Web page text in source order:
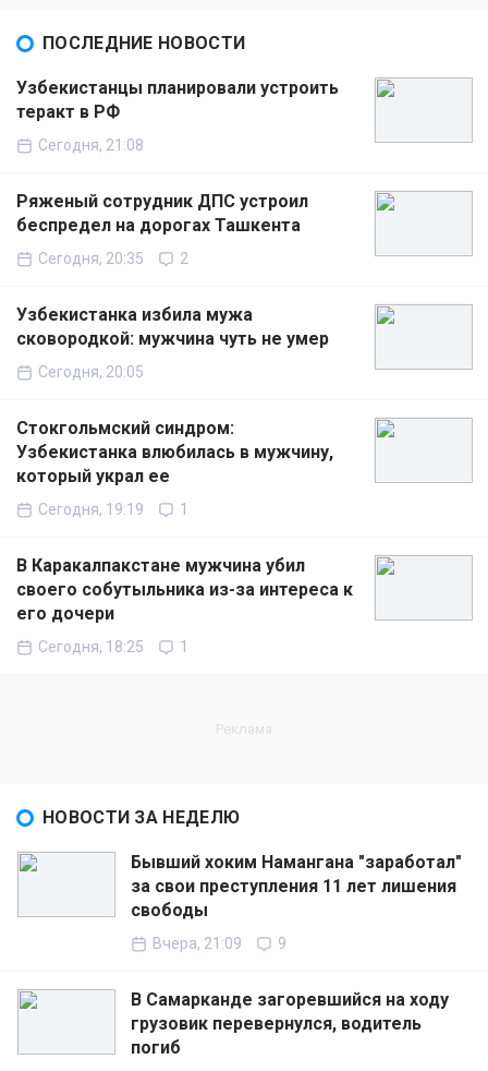
ПОСЛЕДНИЕ НОВОСТИ
Узбекистанцы планировали устроить
теракт в РФ
Сегодня, 21:08
Ряженый сотрудник ДПС устроил
беспредел на дорогах Ташкента
Сегодня, 20:35 2
Узбекистанка избила мужа
сковородкой: мужчина чуть не умер
Сегодня, 20:05
Стокгольмский синдром:
Узбекистанка влюбилась в мужчину,
который украл ее
Сегодня, 19:19 1
В Каракалпакстане мужчина убил
своего собутыльника из-за интереса к
его дочери
Сегодня, 18:25 1
НОВОСТИ ЗА НЕДЕЛЮ
Бывший хоким Намангана "заработал"
за свои преступления 11 лет лишения
свободы
Вчера, 21:09 9
В Самарканде загоревшийся на ходу
грузовик перевернулся, водитель
погиб